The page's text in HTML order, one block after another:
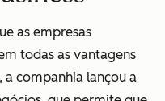
as empresas
todas as vantagens
a companhia lançou a